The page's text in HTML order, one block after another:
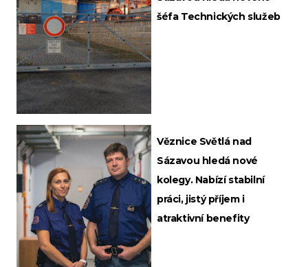
šéfa Technických služeb
Věznice Světlá nad
Sázavou hledá nové
kolegy. Nabízí stabilní
práci, jistý příjem i
atraktivní benefity